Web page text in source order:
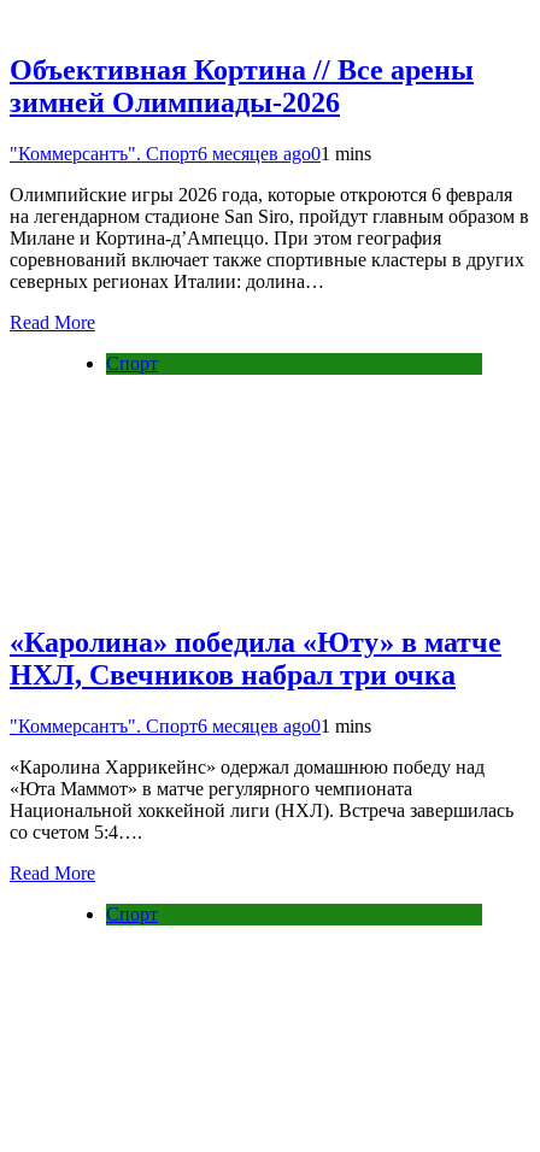
Объективная Кортина // Все арены
зимней Олимпиады-2026
"Коммерсантъ". Спорт6 месяцев ago01 mins
Олимпийские игры 2026 года, которые откроются 6 февраля
на легендарном стадионе San Siro, пройдут главным образом в
Милане и Кортина-д’Ампеццо. При этом география
соревнований включает также спортивные кластеры в других
северных регионах Италии: долина…
Read More
Спорт
«Каролина» победила «Юту» в матче
НХЛ, Свечников набрал три очка
"Коммерсантъ". Спорт6 месяцев ago01 mins
«Каролина Харрикейнс» одержал домашнюю победу над
«Юта Маммот» в матче регулярного чемпионата
Национальной хоккейной лиги (НХЛ). Встреча завершилась
со счетом 5:4….
Read More
Спорт